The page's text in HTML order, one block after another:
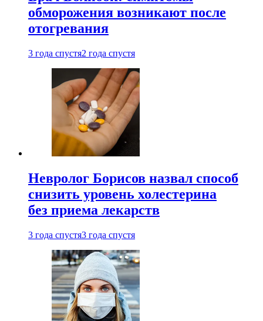
обморожения возникают после
отогревания
3 года спустя2 года спустя
Невролог Борисов назвал способ
снизить уровень холестерина
без приема лекарств
3 года спустя3 года спустя